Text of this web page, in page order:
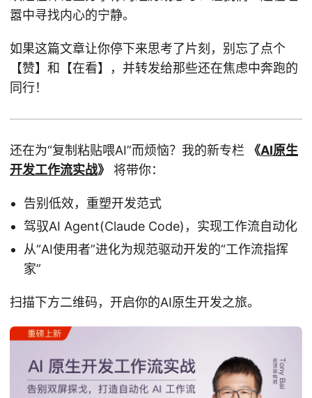
嚣中寻找内心的宁静。
如果这篇文章让你停下来思考了片刻，别忘了点个
【赞】和【在看】，并转发给那些还在焦虑中奔跑的
同行！
还在为“复制粘贴喂AI”而烦恼？我的新专栏 《AI原生
开发工作流实战》 将带你：
告别低效，重塑开发范式
驾驭AI Agent(Claude Code)，实现工作流自动化
从“AI使用者”进化为规范驱动开发的“工作流指挥
家”
扫描下方二维码，开启你的AI原生开发之旅。